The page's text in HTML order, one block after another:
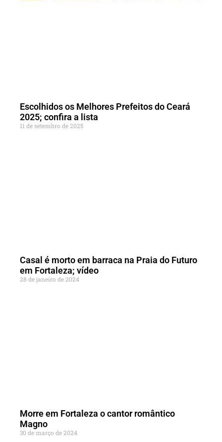
Escolhidos os Melhores Prefeitos do Ceará
2025; confira a lista
11 de setembro de 2025
Casal é morto em barraca na Praia do Futuro
em Fortaleza; vídeo
28 de janeiro de 2024
Morre em Fortaleza o cantor romântico
Magno
30 de março de 2024